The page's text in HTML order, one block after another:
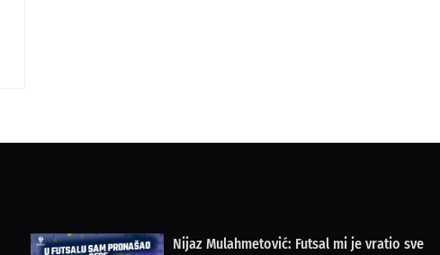
Nijaz Mulahmetović: Futsal mi je vratio sve